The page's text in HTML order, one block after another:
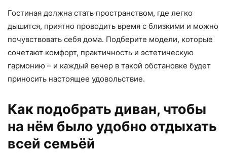
Гостиная должна стать пространством, где легко
дышится, приятно проводить время с близкими и можно
почувствовать себя дома. Подберите модели, которые
сочетают комфорт, практичность и эстетическую
гармонию – и каждый вечер в такой обстановке будет
приносить настоящее удовольствие.
Как подобрать диван, чтобы
на нём было удобно отдыхать
всей семьёй